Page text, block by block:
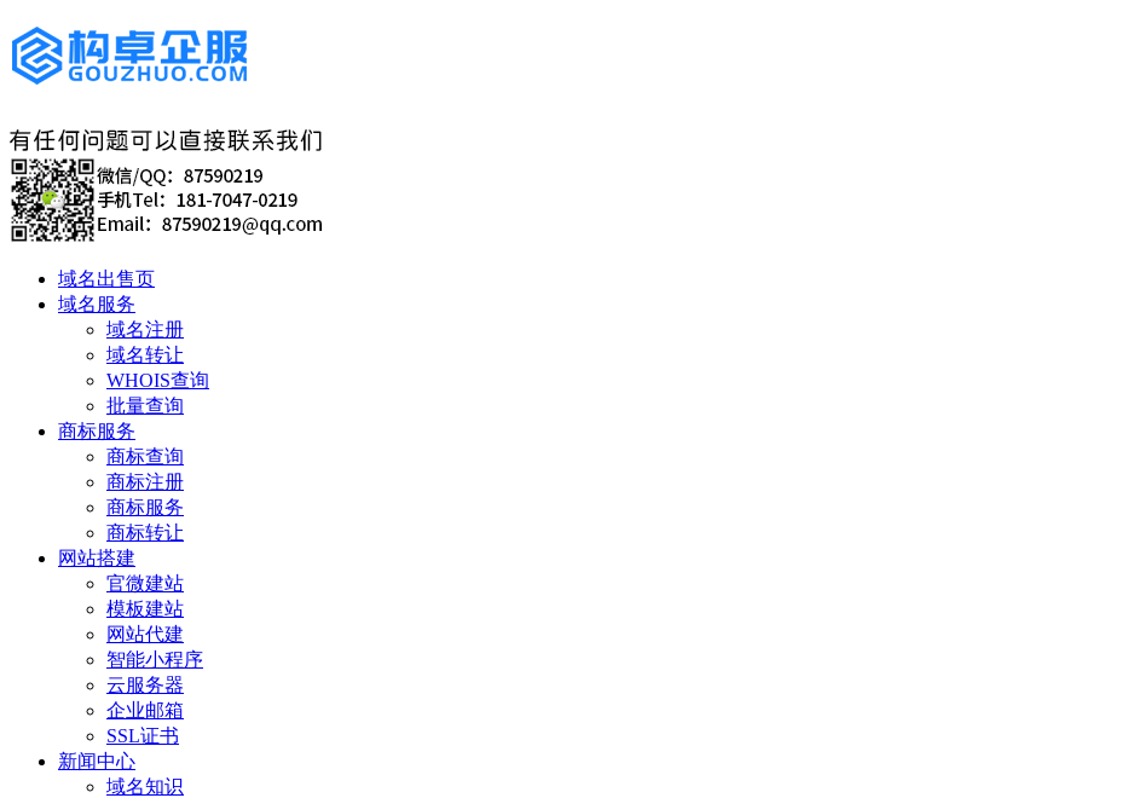
域名出售页
域名服务
域名注册
域名转让
WHOIS查询
批量查询
商标服务
商标查询
商标注册
商标服务
商标转让
网站搭建
官微建站
模板建站
网站代建
智能小程序
云服务器
企业邮箱
SSL证书
新闻中心
域名知识